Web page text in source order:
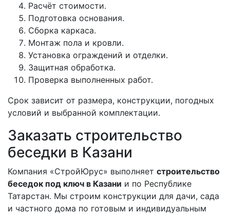
Расчёт стоимости.
Подготовка основания.
Сборка каркаса.
Монтаж пола и кровли.
Установка ограждений и отделки.
Защитная обработка.
Проверка выполненных работ.
Срок зависит от размера, конструкции, погодных
условий и выбранной комплектации.
Заказать строительство
беседки в Казани
Компания «СтройЮрус» выполняет строительство
беседок под ключ в Казани и по Республике
Татарстан. Мы строим конструкции для дачи, сада
и частного дома по готовым и индивидуальным